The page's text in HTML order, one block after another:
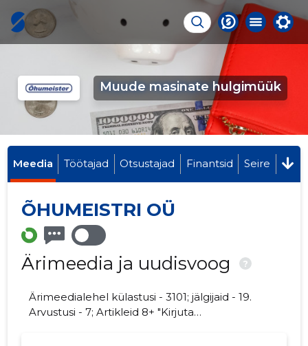
Muude masinate hulgimüük
Meedia Töötajad Otsustajad Finantsid Seire
ÕHUMEISTRI OÜ
Ärimeedia ja uudisvoog ?
Ärimeedialehel külastusi - 3101; jälgijaid - 19.
Arvustusi - 7; Artikleid 8+ "Kirjuta